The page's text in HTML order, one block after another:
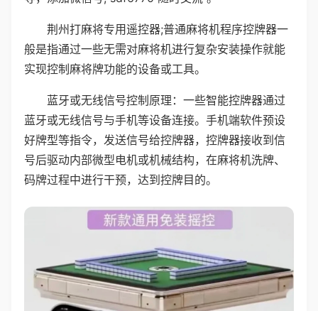
荆州打麻将专用遥控器;普通麻将机程序控牌器一
般是指通过一些无需对麻将机进行复杂安装操作就能
实现控制麻将牌功能的设备或工具。
蓝牙或无线信号控制原理：一些智能控牌器通过
蓝牙或无线信号与手机等设备连接。手机端软件预设
好牌型等指令，发送信号给控牌器，控牌器接收到信
号后驱动内部微型电机或机械结构，在麻将机洗牌、
码牌过程中进行干预，达到控牌目的。